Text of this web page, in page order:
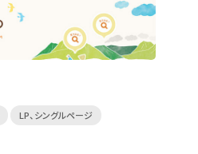
LP、シングルページ